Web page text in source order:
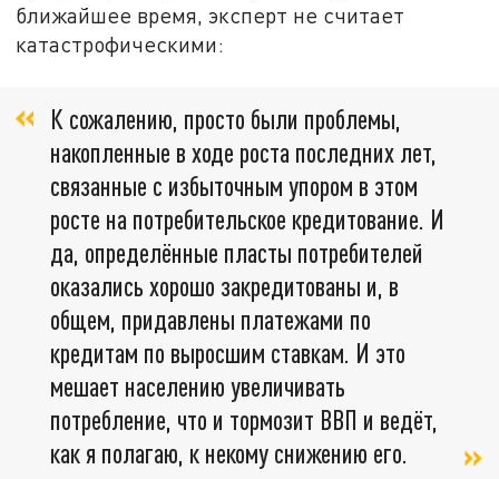
ближайшее время, эксперт не считает
катастрофическими:
К сожалению, просто были проблемы,
накопленные в ходе роста последних лет,
связанные с избыточным упором в этом
росте на потребительское кредитование. И
да, определённые пласты потребителей
оказались хорошо закредитованы и, в
общем, придавлены платежами по
кредитам по выросшим ставкам. И это
мешает населению увеличивать
потребление, что и тормозит ВВП и ведёт,
как я полагаю, к некому снижению его.